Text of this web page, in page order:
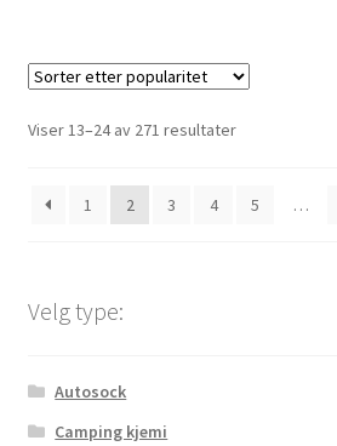
Viser 13–24 av 271 resultaterSortert
1
2 3 4 5 …
Velg type:
Autosock
Camping kjemi